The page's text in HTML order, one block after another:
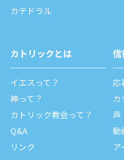
カテドラル
カトリックとは
イエスって？
神って？
カトリック教会って？
Q&A
リンク
信
応
カ
声
動
ア